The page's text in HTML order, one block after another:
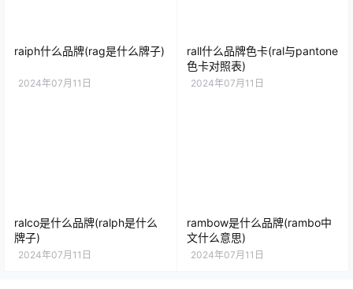
raiph什么品牌(rag是什么牌子)
2024年07月11日
rall什么品牌色卡(ral与pantone
色卡对照表)
2024年07月11日
ralco是什么品牌(ralph是什么
牌子)
2024年07月11日
rambow是什么品牌(rambo中
文什么意思)
2024年07月11日